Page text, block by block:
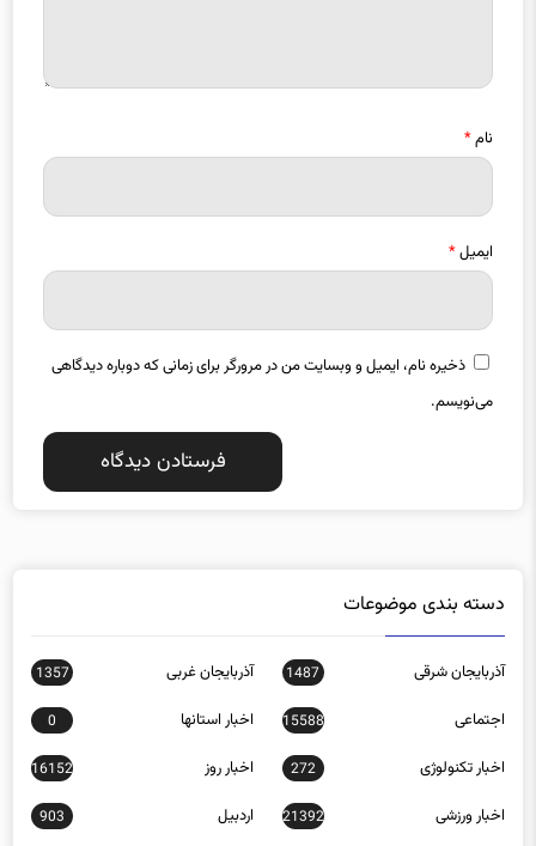
نام*
ایمیل*
ذخیره نام، ایمیل و وبسایت من در مرورگر برای زمانی که دوباره دیدگاهی
می‌نویسم.
دسته بندی موضوعات
آذربایجان شرقی 1487 آذربایجان غربی 1357
اجتماعی 15588 اخبار استانها 0
اخبار تکنولوژی 272 اخبار روز 16152
اخبار ورزشی 21392 اردبیل 903